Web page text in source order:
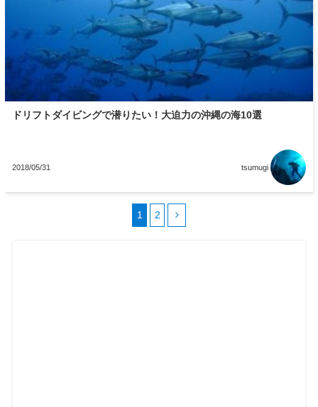
ドリフトダイビングで潜りたい！大迫力の沖縄の海10選
2018/05/31 tsumugi
1 2